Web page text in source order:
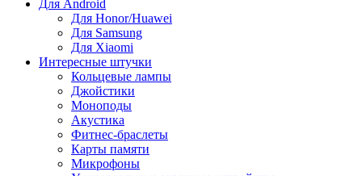
Для Android
Для Honor/Huawei
Для Samsung
Для Xiaomi
Интересные штучки
Кольцевые лампы
Джойстики
Моноподы
Акустика
Фитнес-браслеты
Карты памяти
Микрофоны